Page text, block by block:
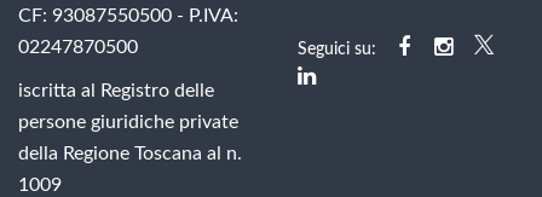
CF: 93087550500 - P.IVA:
02247870500
iscritta al Registro delle
persone giuridiche private
della Regione Toscana al n.
1009
Seguici su: